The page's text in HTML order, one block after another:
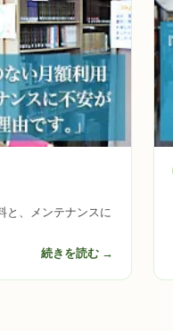
と、メンテナンスに
続きを読む →